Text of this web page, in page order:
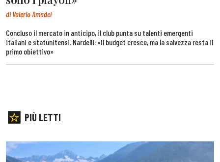
di Valerio Amadei
Concluso il mercato in anticipo, il club punta su talenti emergenti
italiani e statunitensi. Nardelli: «Il budget cresce, ma la salvezza resta il
primo obiettivo»
PIÙ LETTI